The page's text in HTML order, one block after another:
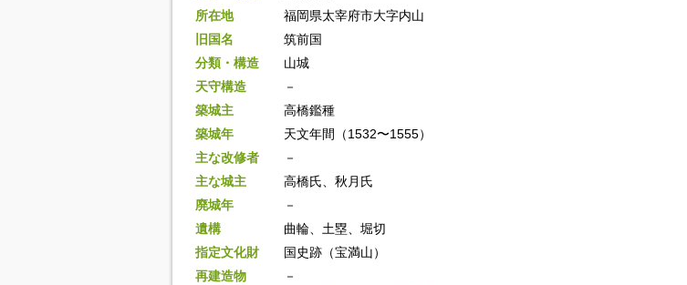
所在地
福岡県太宰府市大字内山
旧国名
筑前国
分類・構造
山城
天守構造
－
築城主
高橋鑑種
築城年
天文年間（1532〜1555）
主な改修者
－
主な城主
高橋氏、秋月氏
廃城年
－
遺構
曲輪、土塁、堀切
指定文化財
国史跡（宝満山）
再建造物
－